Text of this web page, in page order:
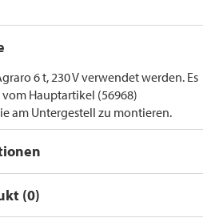
6 t, 230 V verwendet werden. Es
Hauptartikel (56968)
am Untergestell zu montieren.
(0)